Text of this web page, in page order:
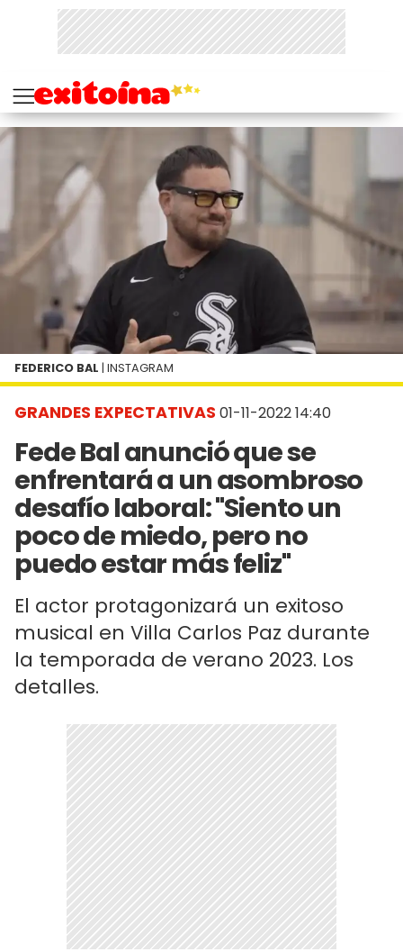
GRANDES EXPECTATIVAS 01-11-2022 14:40
Fede Bal anunció que se
enfrentará a un asombroso
desafío laboral: "Siento un
poco de miedo, pero no
puedo estar más feliz"
El actor protagonizará un exitoso
musical en Villa Carlos Paz durante
la temporada de verano 2023. Los
detalles.
FEDERICO BAL | INSTAGRAM